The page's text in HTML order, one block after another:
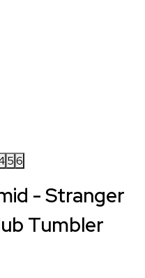
56
- Stranger
Tumbler